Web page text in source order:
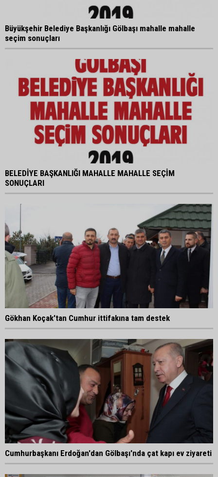
Büyükşehir Belediye Başkanlığı Gölbaşı mahalle mahalle
seçim sonuçları
BELEDİYE BAŞKANLIĞI MAHALLE MAHALLE SEÇİM
SONUÇLARI
Gökhan Koçak'tan Cumhur ittifakına tam destek
Cumhurbaşkanı Erdoğan'dan Gölbaşı'nda çat kapı ev ziyareti